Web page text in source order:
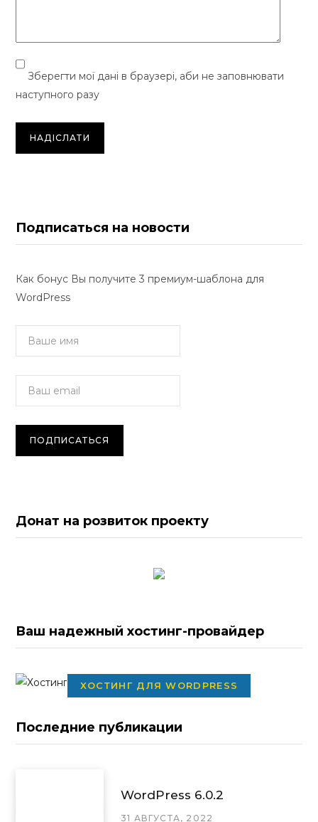
Зберегти мої дані в браузері, аби не заповнювати
наступного разу
Подписаться на новости
Как бонус Вы получите 3 премиум-шаблона для
WordPress
Донат на розвиток проекту
Ваш надежный хостинг-провайдер
ХОСТИНГ ДЛЯ WORDPRESS
Последние публикации
WordPress 6.0.2
31 АВГУСТА, 2022